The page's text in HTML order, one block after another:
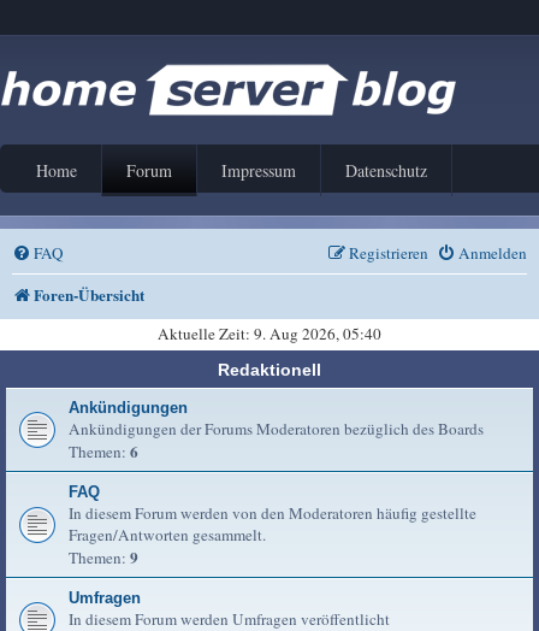
Home Forum Impressum Datenschutz
FAQ Anmelden
Registrieren
Foren-Übersicht
Aktuelle Zeit: 9. Aug 2026, 05:40
Redaktionell
Ankündigungen
Ankündigungen der Forums Moderatoren bezüglich des Boards
Themen: 6
FAQ
In diesem Forum werden von den Moderatoren häufig gestellte
Fragen/Antworten gesammelt.
Themen: 9
Umfragen
In diesem Forum werden Umfragen veröffentlicht